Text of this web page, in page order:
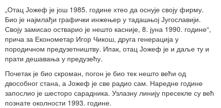
„Отац Јожеф је још 1985. године хтео да оснује своју фирму.
Био је најмлађи графички инжењер у тадашњој Југославији.
Своју замисао остварио је нешто касније, 8. јуна 1990. године“,
прича за Економетар Игор Чикош, друга генерација у
породичном предузетништву. Ипак, отац Јожеф је и даље ту и
прати дешавања у предузећу.
Почетак је био скроман, погон је био тек нешто већи од
двособног стана, а Јожеф је све радио сам. Наредне године
запослио је шесторо сарадника. Узлазну линију пресекле су већ
познате околности 1993. године.